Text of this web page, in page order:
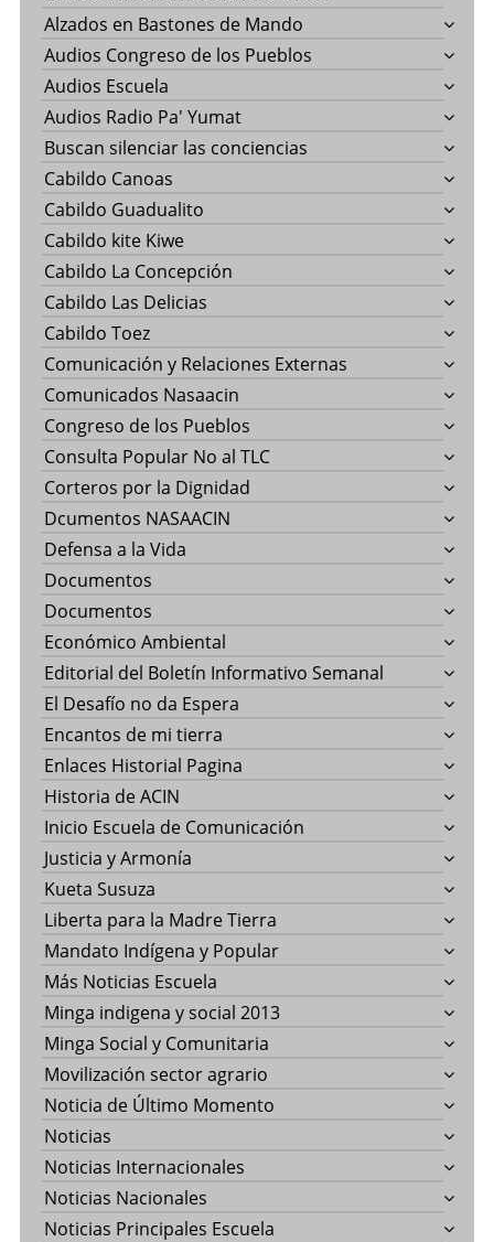
Alzados en Bastones de Mando
Audios Congreso de los Pueblos
Audios Escuela
Audios Radio Pa' Yumat
Buscan silenciar las conciencias
Cabildo Canoas
Cabildo Guadualito
Cabildo kite Kiwe
Cabildo La Concepción
Cabildo Las Delicias
Cabildo Toez
Comunicación y Relaciones Externas
Comunicados Nasaacin
Congreso de los Pueblos
Consulta Popular No al TLC
Corteros por la Dignidad
Dcumentos NASAACIN
Defensa a la Vida
Documentos
Documentos
Económico Ambiental
Editorial del Boletín Informativo Semanal
El Desafío no da Espera
Encantos de mi tierra
Enlaces Historial Pagina
Historia de ACIN
Inicio Escuela de Comunicación
Justicia y Armonía
Kueta Susuza
Liberta para la Madre Tierra
Mandato Indígena y Popular
Más Noticias Escuela
Minga indigena y social 2013
Minga Social y Comunitaria
Movilización sector agrario
Noticia de Último Momento
Noticias
Noticias Internacionales
Noticias Nacionales
Noticias Principales Escuela